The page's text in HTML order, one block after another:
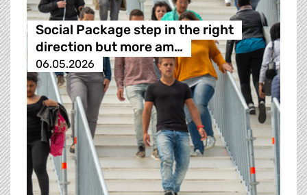
Social Package step in the right
direction but more am…
06.05.2026